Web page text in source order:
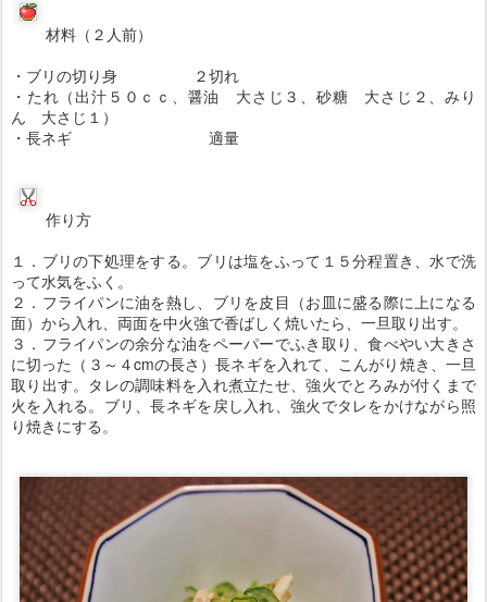
・ブリの切り身 ２切れ
・たれ（出汁５０ｃｃ、醤油 大さじ３、砂糖 大さじ２、みり
ん 大さじ１）
・長ネギ 適量
１．ブリの下処理をする。ブリは塩をふって１５分程置き、水で洗
って水気をふく。
２．フライパンに油を熱し、ブリを皮目（お皿に盛る際に上になる
面）から入れ、両面を中火強で香ばしく焼いたら、一旦取り出す。
３．フライパンの余分な油をペーパーでふき取り、食べやい大きさ
に切った（３～４cmの長さ）長ネギを入れて、こんがり焼き、一旦
取り出す。タレの調味料を入れ煮立たせ、強火でとろみが付くまで
火を入れる。ブリ、長ネギを戻し入れ、強火でタレをかけながら照
り焼きにする。